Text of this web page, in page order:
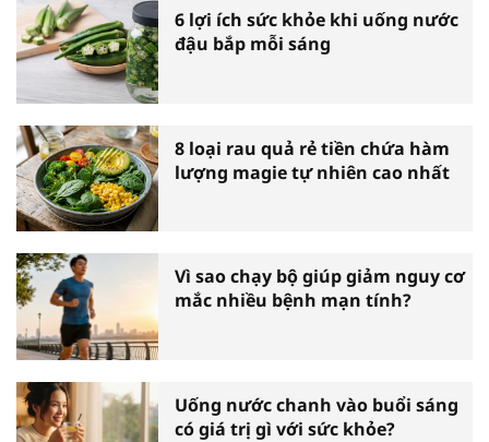
6 lợi ích sức khỏe khi uống nước
đậu bắp mỗi sáng
8 loại rau quả rẻ tiền chứa hàm
lượng magie tự nhiên cao nhất
Vì sao chạy bộ giúp giảm nguy cơ
mắc nhiều bệnh mạn tính?
Uống nước chanh vào buổi sáng
có giá trị gì với sức khỏe?